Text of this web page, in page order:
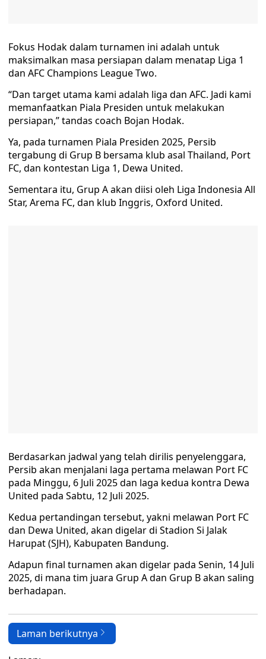
Fokus Hodak dalam turnamen ini adalah untuk
maksimalkan masa persiapan dalam menatap Liga 1
dan AFC Champions League Two.
“Dan target utama kami adalah liga dan AFC. Jadi kami
memanfaatkan Piala Presiden untuk melakukan
persiapan,” tandas coach Bojan Hodak.
Ya, pada turnamen Piala Presiden 2025, Persib
tergabung di Grup B bersama klub asal Thailand, Port
FC, dan kontestan Liga 1, Dewa United.
Sementara itu, Grup A akan diisi oleh Liga Indonesia All
Star, Arema FC, dan klub Inggris, Oxford United.
Berdasarkan jadwal yang telah dirilis penyelenggara,
Persib akan menjalani laga pertama melawan Port FC
pada Minggu, 6 Juli 2025 dan laga kedua kontra Dewa
United pada Sabtu, 12 Juli 2025.
Kedua pertandingan tersebut, yakni melawan Port FC
dan Dewa United, akan digelar di Stadion Si Jalak
Harupat (SJH), Kabupaten Bandung.
Adapun final turnamen akan digelar pada Senin, 14 Juli
2025, di mana tim juara Grup A dan Grup B akan saling
berhadapan.
Laman berikutnya